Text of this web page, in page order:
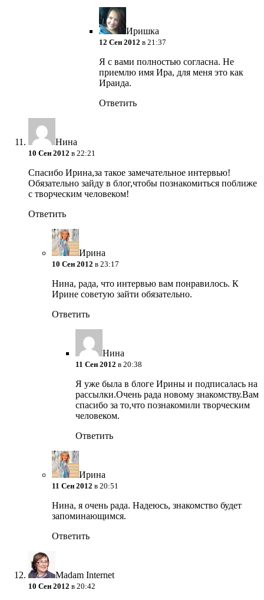
Иришка
12 Сен 2012 в 21:37
Я с вами полностью согласна. Не
приемлю имя Ира, для меня это как
Ираида.
Ответить
Нина
10 Сен 2012 в 22:21
Спасибо Ирина,за такое замечательное интервью!
Обязательно зайду в блог,чтобы познакомиться поближе
с творческим человеком!
Ответить
Ирина
10 Сен 2012 в 23:17
Нина, рада, что интервью вам понравилось. К
Ирине советую зайти обязательно.
Ответить
Нина
11 Сен 2012 в 20:38
Я уже была в блоге Ирины и подписалась на
рассылки.Очень рада новому знакомству.Вам
спасибо за то,что познакомили творческим
человеком.
Ответить
Ирина
11 Сен 2012 в 20:51
Нина, я очень рада. Надеюсь, знакомство будет
запоминающимся.
Ответить
Madam Internet
10 Сен 2012 в 20:42